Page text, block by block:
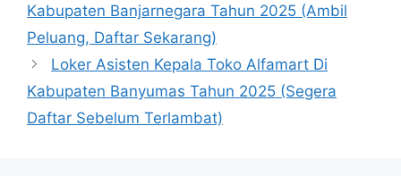
Kabupaten Banjarnegara Tahun 2025 (Ambil
Peluang, Daftar Sekarang)
Loker Asisten Kepala Toko Alfamart Di
Kabupaten Banyumas Tahun 2025 (Segera
Daftar Sebelum Terlambat)